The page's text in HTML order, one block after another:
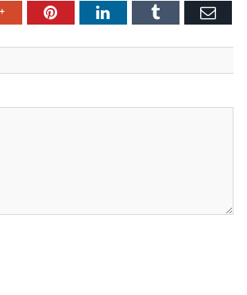
Google+PinterestLinkedInTumblr Email